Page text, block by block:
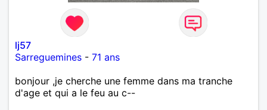
lj57
Sarreguemines - 71 ans
bonjour ,je cherche une femme dans ma tranche
d'age et qui a le feu au c--